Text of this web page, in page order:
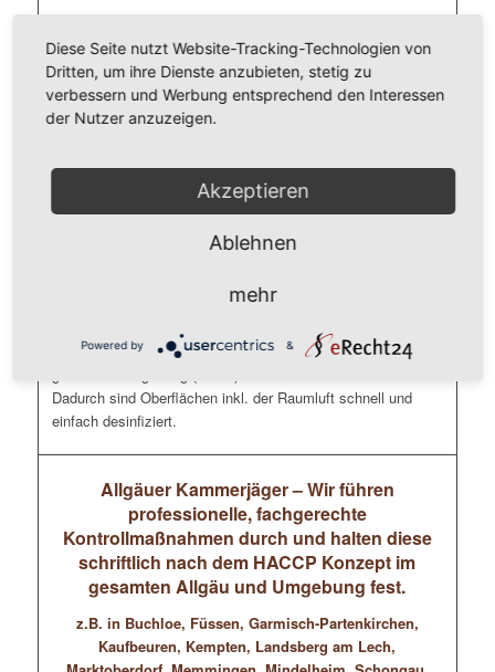
Wir empfehlen folgende Maßnahmen:
Türklinken, Türgriffe, Fenstergriffe, Handläufe und Treppen
Sanitärbereiche (Toilettendeckel und Spühlknöpfe) und
Lichtschalter und Heizungsthermostate
Tastaturen, Mäuse, Schreibtische, Telefone, Schränke
Kaltverneblung im Mikrotröpfchen-Bereich (Nebel) durch, die
die Gefahr einer Ansteckung deutlich reduziert. Dafür
verwenden wir geeignete Desinfektionsmittel die sich in der
Dadurch sind Oberflächen inkl. der Raumluft schnell und
einfach desinfiziert.
Allgäuer Kammerjäger – Wir führen
professionelle, fachgerechte
Kontrollmaßnahmen durch und halten diese
schriftlich nach dem HACCP Konzept im
gesamten Allgäu und Umgebung fest.
z.B. in Buchloe, Füssen, Garmisch-Partenkirchen,
Kaufbeuren, Kempten, Landsberg am Lech,
Diese Seite nutzt Website-Tracking-Technologien von
Dritten, um ihre Dienste anzubieten, stetig zu
verbessern und Werbung entsprechend den Interessen
der Nutzer anzuzeigen.
Akzeptieren
Ablehnen
mehr
Powered by &